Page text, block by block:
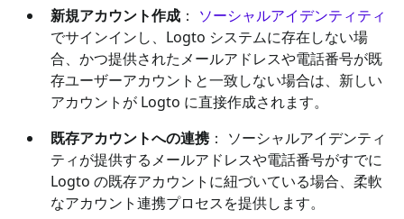
新規アカウント作成 ： ソーシャルアイデンティティ
でサインインし、Logto システムに存在しない場
合、かつ提供されたメールアドレスや電話番号が既
存ユーザーアカウントと一致しない場合は、新しい
アカウントが Logto に直接作成されます。
既存アカウントへの連携 ： ソーシャルアイデンティ
ティが提供するメールアドレスや電話番号がすでに
Logto の既存アカウントに紐づいている場合、柔軟
なアカウント連携プロセスを提供します。